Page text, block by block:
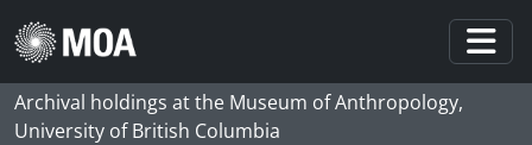
Skip to main content
Archival holdings at the Museum of Anthropology,
University of British Columbia